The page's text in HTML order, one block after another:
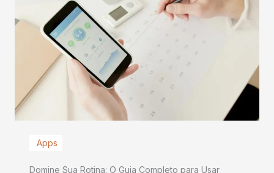
Apps
Domine Sua Rotina: O Guia Completo para Usar